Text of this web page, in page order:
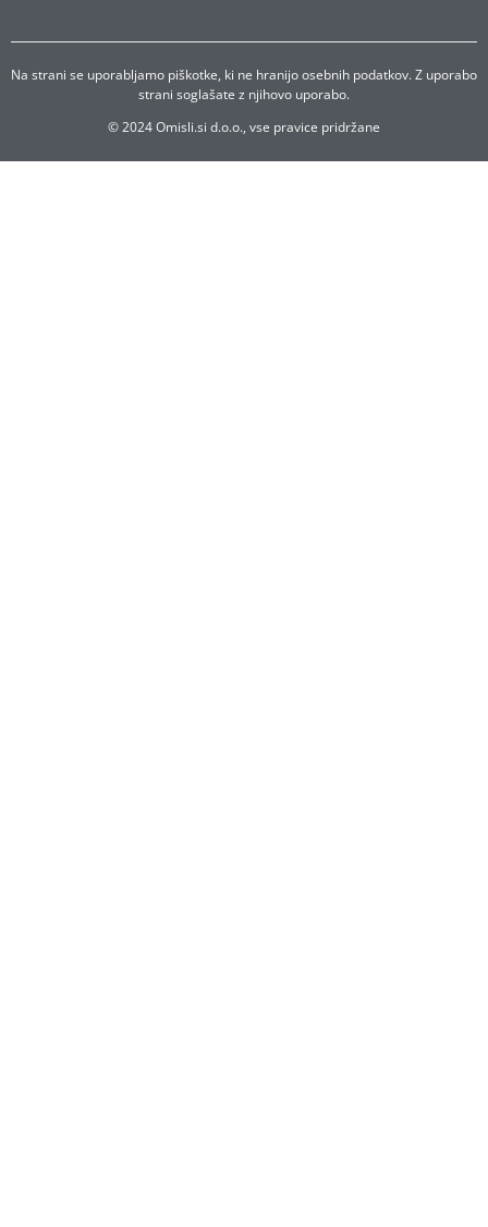
Na strani se uporabljamo piškotke, ki ne hranijo osebnih podatkov. Z uporabo
strani soglašate z njihovo uporabo.
© 2024 Omisli.si d.o.o., vse pravice pridržane